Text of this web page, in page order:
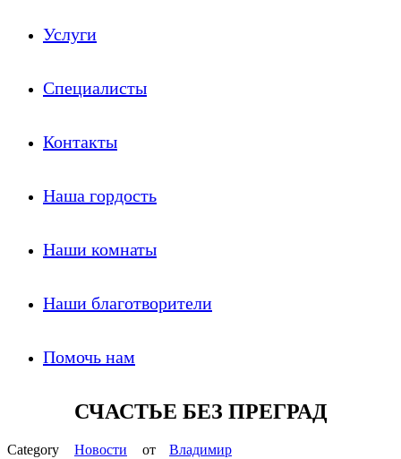
Услуги
Специалисты
Контакты
Наша гордость
Наши комнаты
Наши благотворители
Помочь нам
СЧАСТЬЕ БЕЗ ПРЕГРАД
от Владимир
Новости